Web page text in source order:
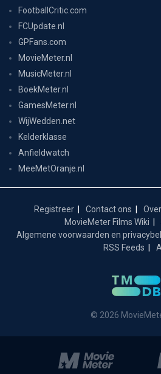
FootballCritic.com
FCUpdate.nl
GPFans.com
MovieMeter.nl
MusicMeter.nl
BoekMeter.nl
GamesMeter.nl
WijWedden.net
Kelderklasse
Anfieldwatch
MeeMetOranje.nl
Registreer Contact ons
MovieMeter Films Wiki
Algemene voorwaarden en
RSS Feeds
© 2026